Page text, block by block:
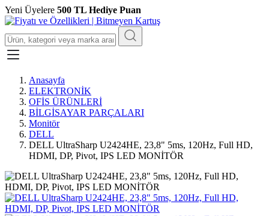
Yeni Üyelere 500 TL Hediye Puan
Anasayfa
ELEKTRONİK
OFİS ÜRÜNLERİ
BİLGİSAYAR PARÇALARI
Monitör
DELL
DELL UltraSharp U2424HE, 23,8" 5ms, 120Hz, Full HD,
HDMI, DP, Pivot, IPS LED MONİTÖR